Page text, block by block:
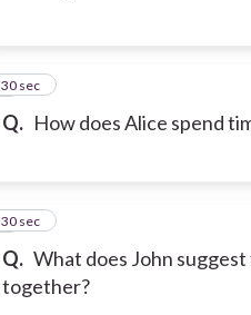
Q. How does Alice spend
8
30 sec
Q. What does John
together?
9
30 sec